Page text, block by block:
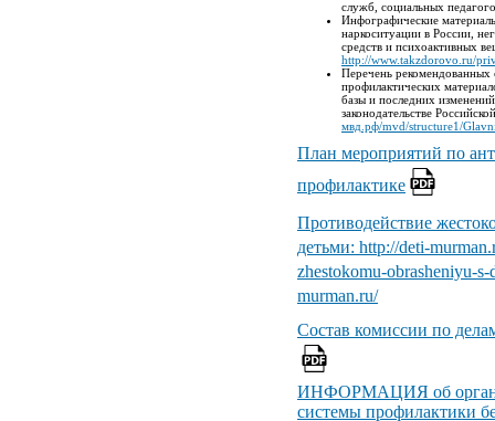
служб, социальных
Инфографические
наркоситуации в России,
средств и психоактивных
http://www.takzdorovo.ru/
Перечень рекомендованных
профилактических
базы и последних
законодательстве
мвд.рф/mvd/structure1/
План мероприятий по
профилактике
Противодействие
детьми: http://deti-
zhestokomu-obrasheniyu-
murman.ru/
Состав комиссии по
ИНФОРМАЦИЯ об
системы профилактики